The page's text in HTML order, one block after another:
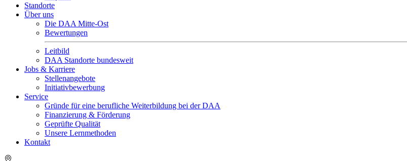
Standorte
Über uns
Die DAA Mitte-Ost
Bewertungen
Leitbild
DAA Standorte bundesweit
Jobs & Karriere
Stellenangebote
Initiativbewerbung
Service
Gründe für eine berufliche Weiterbildung bei der DAA
Finanzierung & Förderung
Geprüfte Qualität
Unsere Lernmethoden
Kontakt